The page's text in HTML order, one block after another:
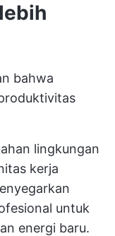
bahwa
lingkungan
kerja
untuk
energi baru.